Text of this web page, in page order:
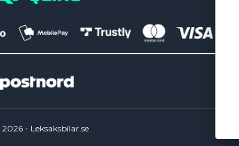
2026- Leksaksbilar.se